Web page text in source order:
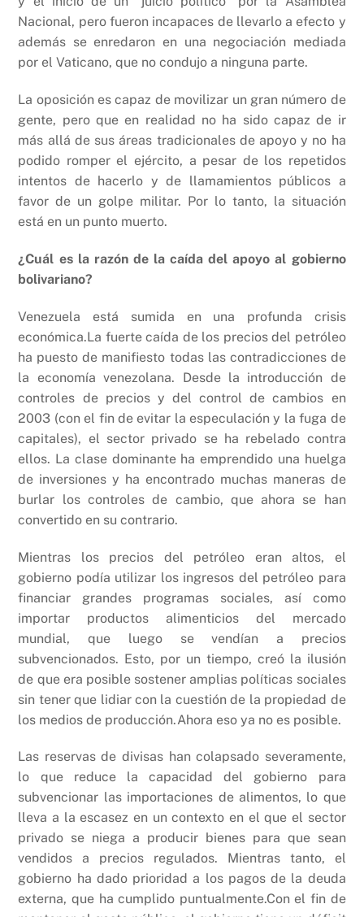
Nacional, pero fueron incapaces de llevarlo a efecto y
además se enredaron en una negociación mediada
por el Vaticano, que no condujo a ninguna parte.
La oposición es capaz de movilizar un gran número de
gente, pero que en realidad no ha sido capaz de ir
más allá de sus áreas tradicionales de apoyo y no ha
podido romper el ejército, a pesar de los repetidos
intentos de hacerlo y de llamamientos públicos a
favor de un golpe militar. Por lo tanto, la situación
está en un punto muerto.
¿Cuál es la razón de la caída del apoyo al gobierno
bolivariano?
Venezuela está sumida en una profunda crisis
económica.La fuerte caída de los precios del petróleo
ha puesto de manifiesto todas las contradicciones de
la economía venezolana. Desde la introducción de
controles de precios y del control de cambios en
2003 (con el fin de evitar la especulación y la fuga de
capitales), el sector privado se ha rebelado contra
ellos. La clase dominante ha emprendido una huelga
de inversiones y ha encontrado muchas maneras de
burlar los controles de cambio, que ahora se han
convertido en su contrario.
Mientras los precios del petróleo eran altos, el
gobierno podía utilizar los ingresos del petróleo para
financiar grandes programas sociales, así como
importar productos alimenticios del mercado
mundial, que luego se vendían a precios
subvencionados. Esto, por un tiempo, creó la ilusión
de que era posible sostener amplias políticas sociales
sin tener que lidiar con la cuestión de la propiedad de
los medios de producción.Ahora eso ya no es posible.
Las reservas de divisas han colapsado severamente,
lo que reduce la capacidad del gobierno para
subvencionar las importaciones de alimentos, lo que
lleva a la escasez en un contexto en el que el sector
privado se niega a producir bienes para que sean
vendidos a precios regulados. Mientras tanto, el
gobierno ha dado prioridad a los pagos de la deuda
externa, que ha cumplido puntualmente.Con el fin de